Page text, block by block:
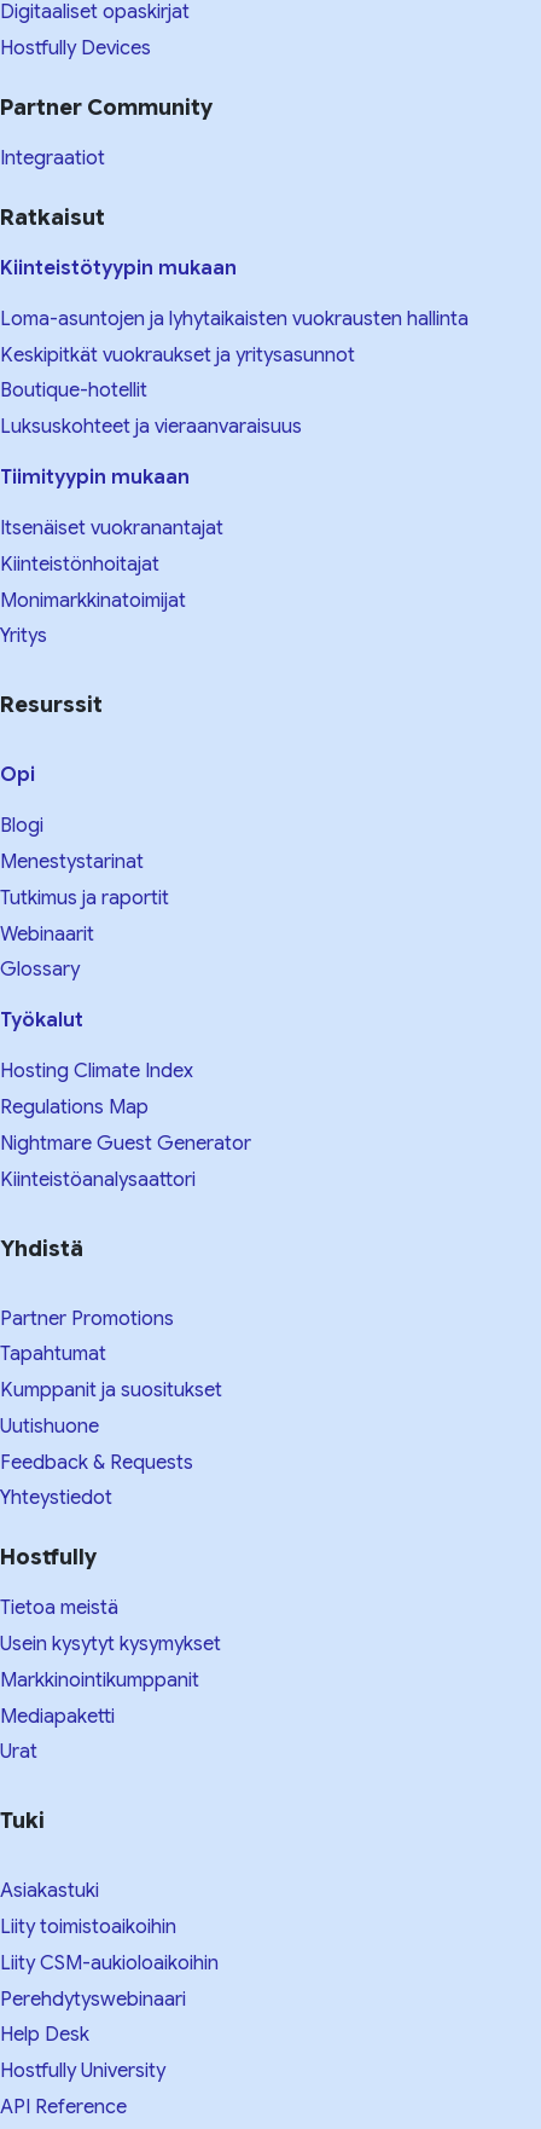
Digitaaliset opaskirjat
Hostfully Devices
Partner Community
Integraatiot
Ratkaisut
Kiinteistötyypin mukaan
Loma-asuntojen ja lyhytaikaisten vuokrausten hallinta
Keskipitkät vuokraukset ja yritysasunnot
Boutique-hotellit
Luksuskohteet ja vieraanvaraisuus
Tiimityypin mukaan
Itsenäiset vuokranantajat
Kiinteistönhoitajat
Monimarkkinatoimijat
Yritys
Resurssit
Opi
Blogi
Menestystarinat
Tutkimus ja raportit
Webinaarit
Glossary
Työkalut
Hosting Climate Index
Regulations Map
Nightmare Guest Generator
Kiinteistöanalysaattori
Yhdistä
Partner Promotions
Tapahtumat
Kumppanit ja suositukset
Uutishuone
Feedback & Requests
Yhteystiedot
Hostfully
Tietoa meistä
Usein kysytyt kysymykset
Markkinointikumppanit
Mediapaketti
Urat
Tuki
Asiakastuki
Liity toimistoaikoihin
Liity CSM-aukioloaikoihin
Perehdytyswebinaari
Help Desk
Hostfully University
API Reference